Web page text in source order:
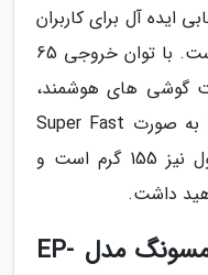
ایده آل برای کاربران
حرفه ای و مسافران تبدیل نموده است. با توان خروجی 65
گوشی های هوشمند،
تبلت ها و لپ تاپ های سازگار را به صورت Super Fast
Charge شارژ کند. وزن این محصول نیز 155 گرم است و
داشت.
شارژر دیواری 45 وات سامسونگ مدل EP-